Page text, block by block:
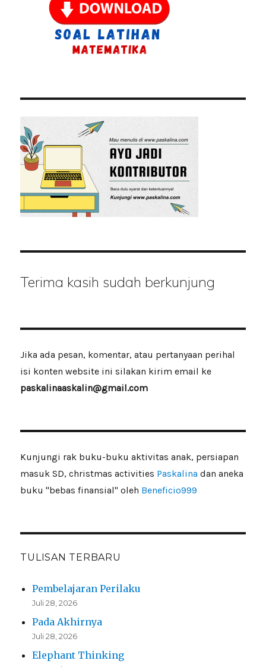
Terima kasih sudah berkunjung
Jika ada pesan, komentar, atau pertanyaan perihal
isi konten website ini silakan kirim email ke
paskalinaaskalin@gmail.com
Kunjungi rak buku-buku aktivitas anak, persiapan
masuk SD, christmas activities Paskalinadan aneka
buku "bebas finansial" oleh Beneficio999
TULISAN TERBARU
Pembelajaran Perilaku
Juli 28, 2026
Pada Akhirnya
Juli 28, 2026
Elephant Thinking